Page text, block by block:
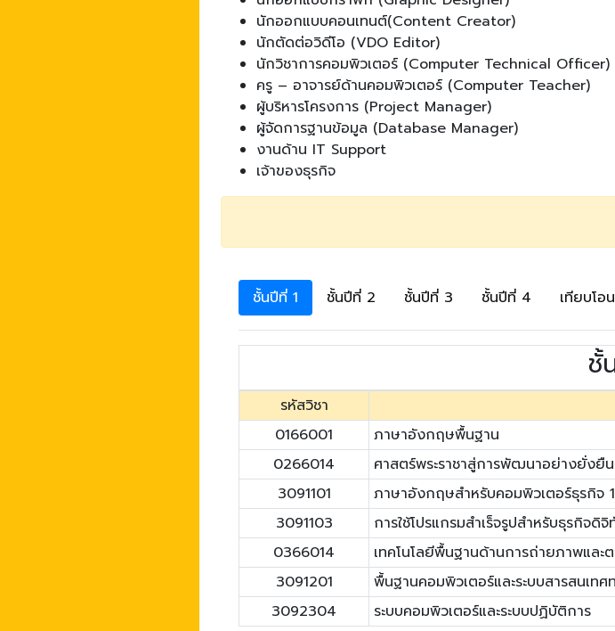
นักออกแบบคอนเทนต์(Content Creator)
นักตัดต่อวิดีโอ (VDO Editor)
นักวิชาการคอมพิวเตอร์ (Computer Technical Officer)
ครู – อาจารย์ด้านคอมพิวเตอร์ (Computer Teacher)
ผู้บริหารโครงการ (Project Manager)
ผู้จัดการฐานข้อมูล (Database Manager)
งานด้าน IT Support
เจ้าของธุรกิจ
ชั้นปีที่ 1 ชั้นปีที่ 2 ชั้นปีที่ 3 ชั้นปีที่ 4 เทียบโอ
ชั้
รหัสวิชา
0166001
ภาษาอังกฤษพื้นฐาน
0266014
ศาสตร์พระราชาสู่การพัฒนาอย่างยั่งยืน
3091101
ภาษาอังกฤษสำหรับคอมพิวเตอร์ธุรกิจ 1
3091103
การใช้โปรแกรมสำเร็จรูปสำหรับธุรกิจดิจิ
0366014
เทคโนโลยีพื้นฐานด้านการถ่ายภาพแล
3091201
พื้นฐานคอมพิวเตอร์และระบบสารสนเทศ
3092304
ระบบคอมพิวเตอร์และระบบปฏิบัติการ